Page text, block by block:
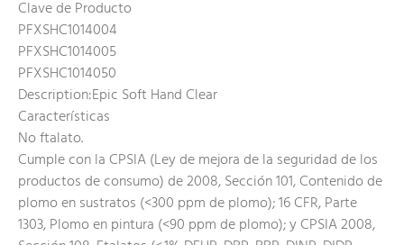
Clave de Producto
PFXSHC1014004
PFXSHC1014005
PFXSHC1014050
Description:Epic Soft Hand Clear
Características
No ftalato.
Cumple con la CPSIA (Ley de mejora de la seguridad de los
productos de consumo) de 2008, Sección 101, Contenido de
plomo en sustratos (<300 ppm de plomo); 16 CFR, Parte
1303, Plomo en pintura (<90 ppm de plomo); y CPSIA 2008,